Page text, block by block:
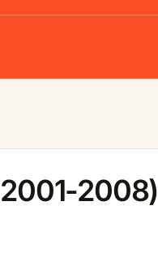
2008)